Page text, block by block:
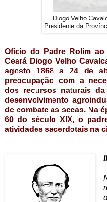
Diogo Velho
Presidente da
Ofício do Padre Rolim
Ceará Diogo Velho
agosto 1868 a 24 de
preocupação com a
dos recursos naturais
desenvolvimento
de combate as secas. Na
60 do século XIX, o
atividades sacerdotais na